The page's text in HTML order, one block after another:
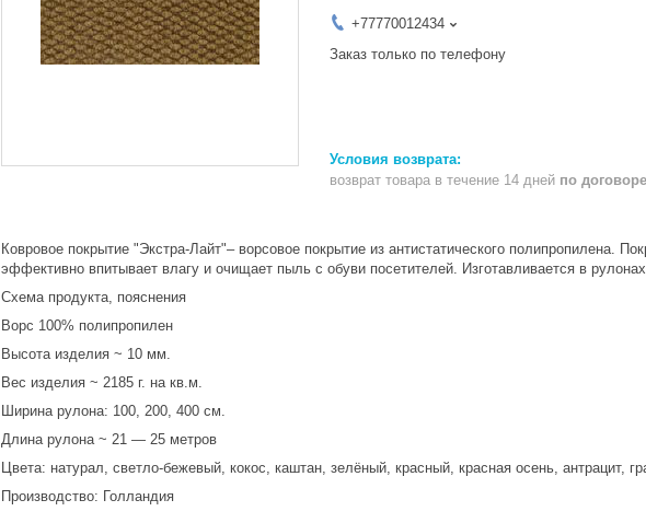
+77770012434
Заказ только по телефону
возврат товара в течение 14 дней по
Ковровое покрытие "Экстра-Лайт"– ворсовое покрытие из антистатического полипропилена.
эффективно впитывает влагу и очищает пыль с обуви посетителей. Изготавливается в рулонах.
Схема продукта, пояснения
Ворс 100% полипропилен
Высота изделия ~ 10 мм.
Вес изделия ~ 2185 г. на кв.м.
Ширина рулона: 100, 200, 400 см.
Длина рулона ~ 21 — 25 метров
Цвета: натурал, светло-бежевый, кокос, каштан, зелёный, красный, красная осень, антрацит,
Производство: Голландия